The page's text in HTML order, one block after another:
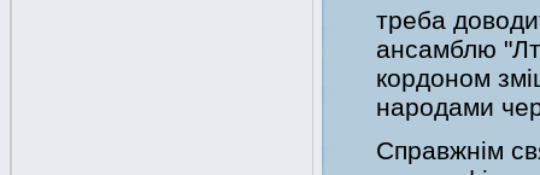
треба
ансамблю
кордоном
народами
Справжнім